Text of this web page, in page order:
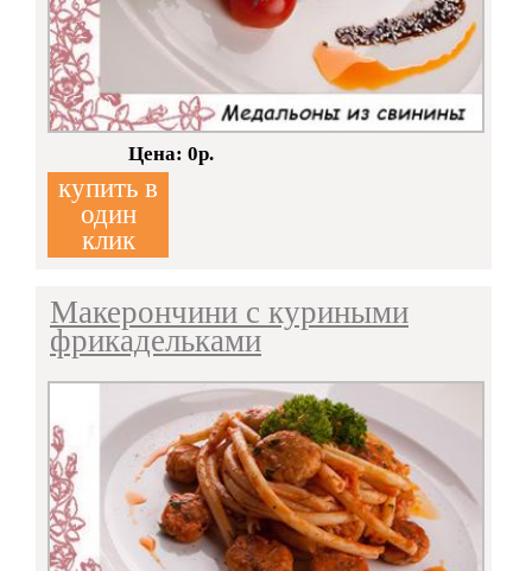
купить в
один
клик
Цена: 0р.
Макерончини с куриными
фрикадельками